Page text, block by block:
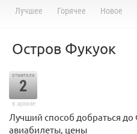
Лучшее Горячее Новое
Остров Фукуок
отметили
2
в архиве
Лучший способ добраться до
авиабилеты, цены